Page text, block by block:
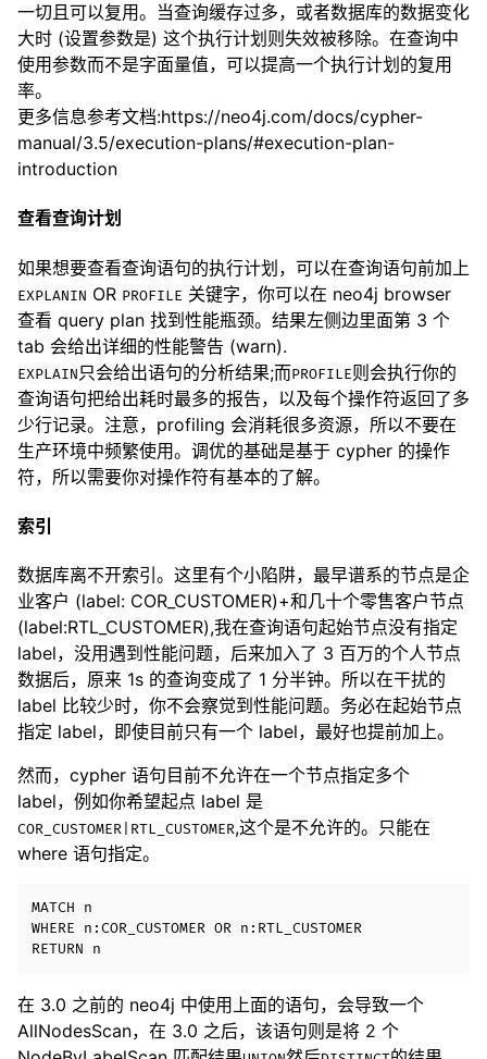
一切且可以复用。当查询缓存过多，或者数据库的数据变化
大时 (设置参数是) 这个执行计划则失效被移除。在查询中
使用参数而不是字面量值，可以提高一个执行计划的复用
率。
更多信息参考文档:https://neo4j.com/docs/cypher-
manual/3.5/execution-plans/#execution-plan-
introduction
查看查询计划
如果想要查看查询语句的执行计划，可以在查询语句前加上
EXPLANIN OR PROFILE 关键字，你可以在 neo4j browser
查看 query plan 找到性能瓶颈。结果左侧边里面第 3 个
tab 会给出详细的性能警告 (warn).
EXPLAIN只会给出语句的分析结果;而PROFILE则会执行你的
查询语句把给出耗时最多的报告，以及每个操作符返回了多
少行记录。注意，profiling 会消耗很多资源，所以不要在
生产环境中频繁使用。调优的基础是基于 cypher 的操作
符，所以需要你对操作符有基本的了解。
索引
数据库离不开索引。这里有个小陷阱，最早谱系的节点是企
业客户 (label: COR_CUSTOMER)+和几十个零售客户节点
(label:RTL_CUSTOMER),我在查询语句起始节点没有指定
label，没用遇到性能问题，后来加入了 3 百万的个人节点
数据后，原来 1s 的查询变成了 1 分半钟。所以在干扰的
label 比较少时，你不会察觉到性能问题。务必在起始节点
指定 label，即使目前只有一个 label，最好也提前加上。
然而，cypher 语句目前不允许在一个节点指定多个
label，例如你希望起点 label 是
COR_CUSTOMER|RTL_CUSTOMER,这个是不允许的。只能在
where 语句指定。
MATCH n
WHERE n:COR_CUSTOMER OR n:RTL_CUSTOMER
在 3.0 之前的 neo4j 中使用上面的语句，会导致一个
AllNodesScan，在 3.0 之后，该语句则是将 2 个